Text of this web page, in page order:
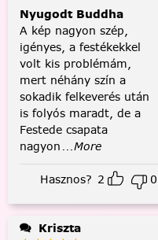
Nyugodt Buddha
A kép nagyon szép,
igényes, a festékekkel
volt kis problémám,
mert néhány szín a
sokadik felkeverés után
is folyós maradt, de a
Festede csapata
nagyon ...More
Hasznos? 2 0
Kriszta